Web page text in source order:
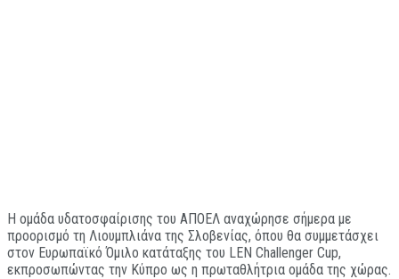
Η ομάδα υδατοσφαίρισης του ΑΠΟΕΛ αναχώρησε σήμερα με
προορισμό τη Λιουμπλιάνα της Σλοβενίας, όπου θα συμμετάσχει
στον Ευρωπαϊκό Όμιλο κατάταξης του LEN Challenger Cup,
εκπροσωπώντας την Κύπρο ως η πρωταθλήτρια ομάδα της χώρας.